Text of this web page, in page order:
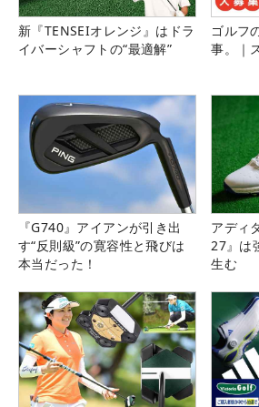
新『TENSEIオレンジ』はドラ
イバーシャフトの“最適解”
ゴルフ
事。｜
『G740』アイアンが引き出
す“反則級”の寛容性と飛びは
本当だった！
アディ
27』は
生む